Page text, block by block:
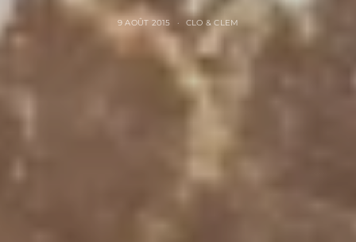
9 AOÛT 2015 CLO & CLEM